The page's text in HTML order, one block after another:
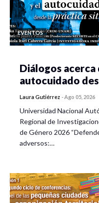
EVENTOS
Diálogos
autocuidado
Laura Gutiérrez -Ago 05, 2026
Universidad Nacional
Regional de
de Género 2026
adversos:…